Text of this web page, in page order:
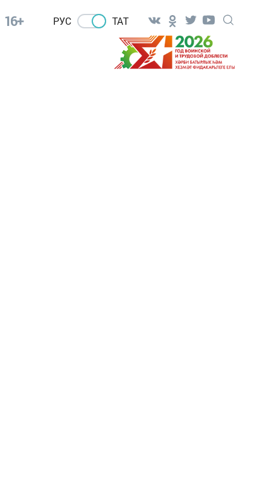
16+ РУС ТАТ